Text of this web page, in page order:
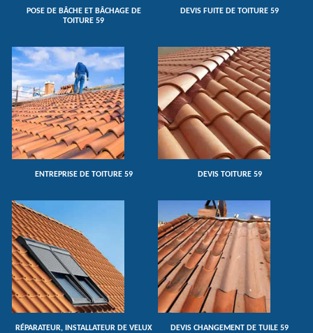
POSE DE BÂCHE ET BÂCHAGE DE
TOITURE 59
DEVIS FUITE DE TOITURE 59
ENTREPRISE DE TOITURE 59 DEVIS TOITURE 59
RÉPARATEUR, INSTALLATEUR DE VELUX
DEVIS CHANGEMENT DE TUILE 59